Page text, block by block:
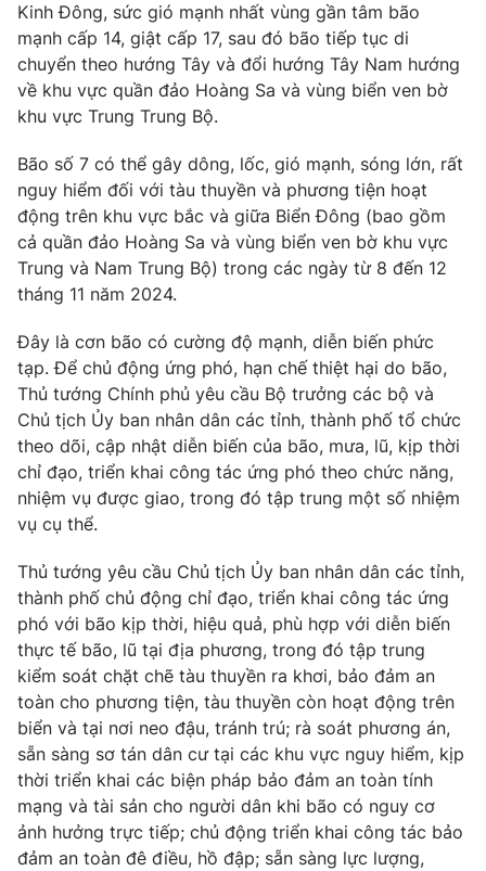
Tư vấn
Chuyên mục khác
Emagazine Podcast
Photo Infographic
Video Shorts video
VTV Money VTV Thể thao
VTV Sức khoẻ Bất động sản
Thị trường 24h Tấm lòng Việt
VTV4 Vươn mình bằng AI
VTV9
Liên hệ tòa soạn English
THỜI BÁO VTV
Theo dõi báo trên
Kinh Đông, sức gió mạnh nhất vùng gần tâm bão
mạnh cấp 14, giật cấp 17, sau đó bão tiếp tục di
chuyển theo hướng Tây và đổi hướng Tây Nam hướng
về khu vực quần đảo Hoàng Sa và vùng biển ven bờ
khu vực Trung Trung Bộ.
Bão số 7 có thể gây dông, lốc, gió mạnh, sóng lớn, rất
nguy hiểm đối với tàu thuyền và phương tiện hoạt
động trên khu vực bắc và giữa Biển Đông (bao gồm
cả quần đảo Hoàng Sa và vùng biển ven bờ khu vực
Trung và Nam Trung Bộ) trong các ngày từ 8 đến 12
tháng 11 năm 2024.
Đây là cơn bão có cường độ mạnh, diễn biến phức
tạp. Để chủ động ứng phó, hạn chế thiệt hại do bão,
Thủ tướng Chính phủ yêu cầu Bộ trưởng các bộ và
Chủ tịch Ủy ban nhân dân các tỉnh, thành phố tổ chức
theo dõi, cập nhật diễn biến của bão, mưa, lũ, kịp thời
chỉ đạo, triển khai công tác ứng phó theo chức năng,
nhiệm vụ được giao, trong đó tập trung một số nhiệm
vụ cụ thể.
Thủ tướng yêu cầu Chủ tịch Ủy ban nhân dân các tỉnh,
thành phố chủ động chỉ đạo, triển khai công tác ứng
phó với bão kịp thời, hiệu quả, phù hợp với diễn biến
thực tế bão, lũ tại địa phương, trong đó tập trung
kiểm soát chặt chẽ tàu thuyền ra khơi, bảo đảm an
toàn cho phương tiện, tàu thuyền còn hoạt động trên
biển và tại nơi neo đậu, tránh trú; rà soát phương án,
sẵn sàng sơ tán dân cư tại các khu vực nguy hiểm, kịp
thời triển khai các biện pháp bảo đảm an toàn tính
mạng và tài sản cho người dân khi bão có nguy cơ
ảnh hưởng trực tiếp; chủ động triển khai công tác bảo
đảm an toàn đê điều, hồ đập; sẵn sàng lực lượng,